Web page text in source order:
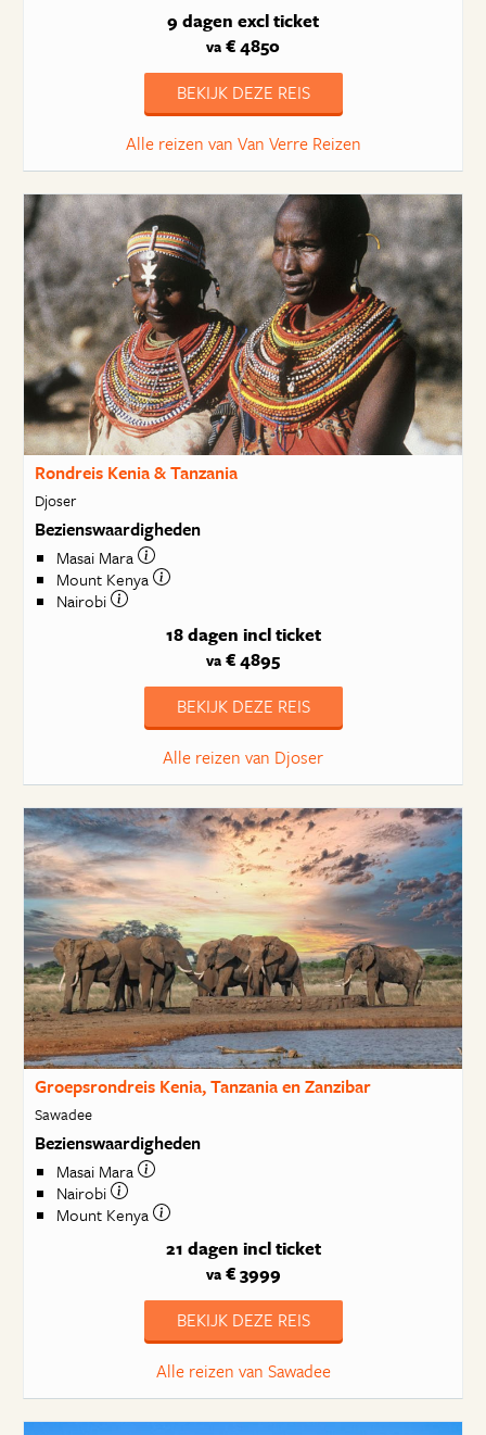
9 dagen excl ticket
va € 4850
BEKIJK DEZE REIS
Alle reizen van Van Verre Reizen
Rondreis Kenia & Tanzania
Djoser
Bezienswaardigheden
Masai Mara
Mount Kenya
Nairobi
18 dagen incl ticket
va € 4895
BEKIJK DEZE REIS
Alle reizen van Djoser
Groepsrondreis Kenia, Tanzania en Zanzibar
Sawadee
Bezienswaardigheden
Masai Mara
Nairobi
Mount Kenya
21 dagen incl ticket
va€ 3999
BEKIJK DEZE REIS
Alle reizen van Sawadee